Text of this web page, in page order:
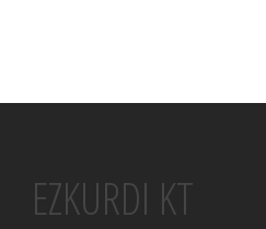
EZKURDI KT